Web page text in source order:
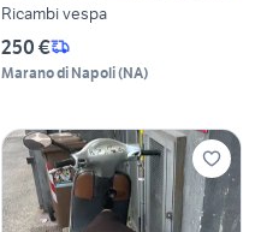
Ricambi vespa
250 €
Marano di Napoli(NA)